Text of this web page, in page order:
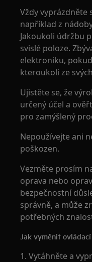
Vždy vyprázdněte
například z
Jakoukoli údržbu
svislé poloze.
elektroniku,
kteroukoli ze
Ujistěte se, že
určený účel a
pro zamýšlený
Nepoužívejte ani
poškozen.
Vezměte prosím
oprava nebo
bezpečnostní
správně, a může
potřebných
Jak vyměnit
1. Vytáhněte a